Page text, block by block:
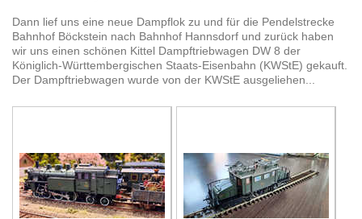
Dann lief uns eine neue Dampflok zu und für die Pendelstrecke
Bahnhof Böckstein nach Bahnhof Hannsdorf und zurück haben
wir uns einen schönen Kittel Dampftriebwagen DW 8 der
Königlich-Württembergischen Staats-Eisenbahn (KWStE) gekauft.
Der Dampftriebwagen wurde von der KWStE ausgeliehen...